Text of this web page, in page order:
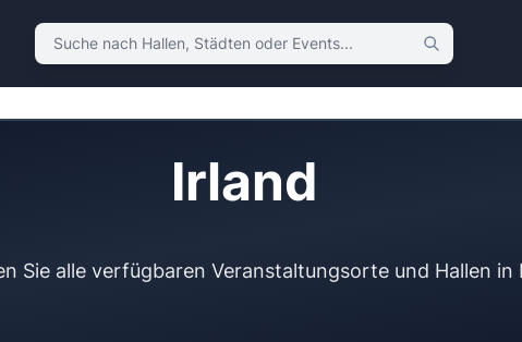
Suche nach Hallen, Städten oder Events
Irland